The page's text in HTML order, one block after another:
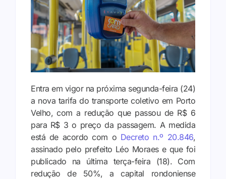
Entra em vigor na próxima segunda-feira (24)
a nova tarifa do transporte coletivo em Porto
Velho, com a redução que passou de R$ 6
para R$ 3 o preço da passagem. A medida
está de acordo com o Decreto n.º 20.846,
assinado pelo prefeito Léo Moraes e que foi
publicado na última terça-feira (18). Com
redução de 50%, a capital rondoniense